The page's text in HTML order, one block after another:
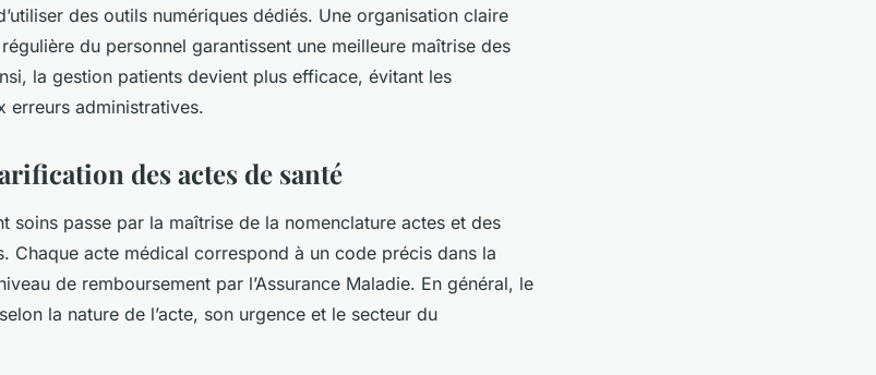
des outils numériques dédiés. Une organisation claire
du personnel garantissent une meilleure maîtrise des
la gestion patients devient plus efficace, évitant les
erreurs administratives.
des actes de santé
soins passe par la maîtrise de la nomenclature actes et des
Chaque acte médical correspond à un code précis dans la
de remboursement par l’Assurance Maladie. En général, le
la nature de l’acte, son urgence et le secteur du